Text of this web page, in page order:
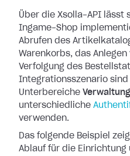
Über die Xsolla-API lässt
Ingame-Shop
Abrufen des
Warenkorbs, das
Verfolgung des
Integrationsszenario
Unterbereiche Verwaltung
unterschiedliche
verwenden.
Das folgende Beispiel
Ablauf für die Einrichtung